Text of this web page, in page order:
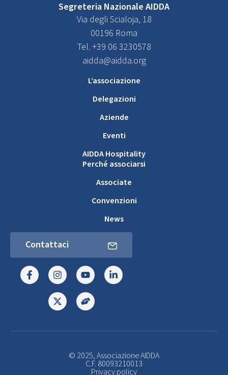
Segreteria Nazionale AIDDA
Via degli Scialoja, 18
00196 Roma
Tel. +39 06 3230578
aidda@aidda.org
L’associazione
Delegazioni
Aziende
Eventi
AIDDA Hospitality
Perché associarsi
Associate
Convenzioni
News
Contattaci
© 2025, Associazione AIDDA
C.F. 80093210013
Privacy policy